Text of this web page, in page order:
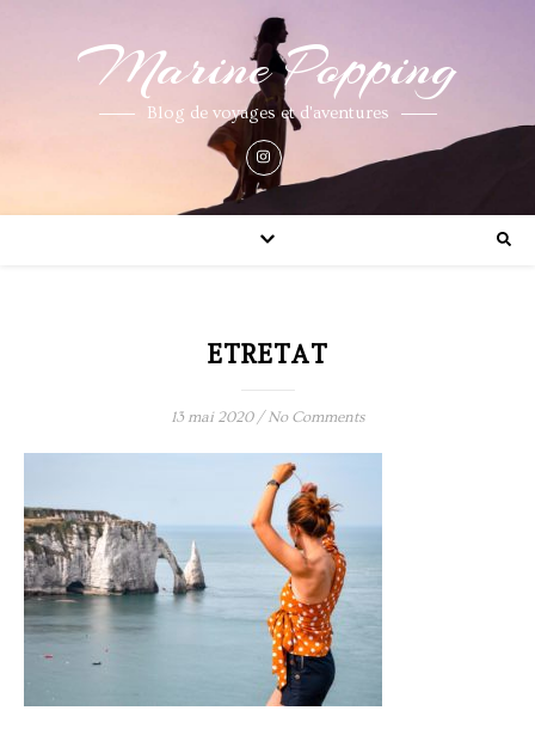
Marine Popping
Blog de voyages et d'aventures
ETRETAT
13 mai 2020 / No Comments